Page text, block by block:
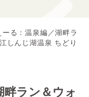
ーる：温泉編／湖畔ラ
しんじ湖温泉 ちどり
畔ラン＆ウォ